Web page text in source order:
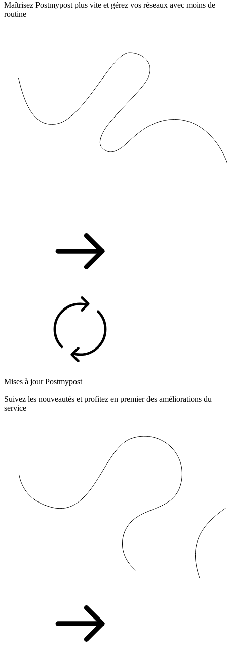
Maîtrisez Postmypost plus vite et gérez vos réseaux avec moins de
routine
Mises à jour Postmypost
Suivez les nouveautés et profitez en premier des améliorations du
service